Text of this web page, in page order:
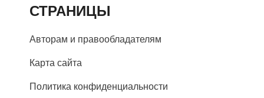
СТРАНИЦЫ
Авторам и правообладателям
Карта сайта
Политика конфиденциальности